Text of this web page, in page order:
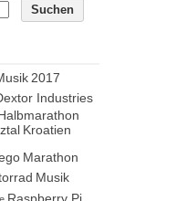
2017
Industries
Kroatien
Marathon
Musik